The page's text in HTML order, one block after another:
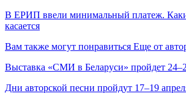
В ЕРИП ввели минимальный платеж.
касается
Вам также могут понравиться Еще от
Выставка «СМИ в Беларуси» пройдет
Дни авторской песни пройдут 17–19